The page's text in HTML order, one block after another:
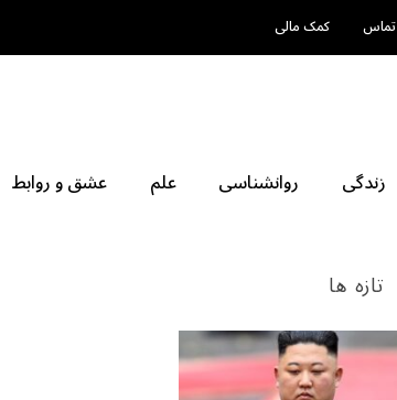
تماس کمک مالی
زندگی روانشناسی علم عشق و روابط
تازه ها